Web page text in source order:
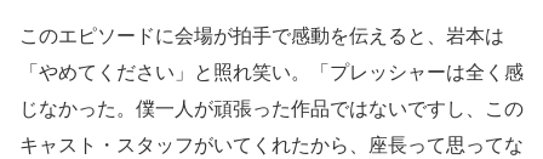
このエピソードに会場が拍手で感動を伝えると、岩本は
「やめてください」と照れ笑い。「プレッシャーは全く感
じなかった。僕一人が頑張った作品ではないですし、この
キャスト・スタッフがいてくれたから、座長って思ってな